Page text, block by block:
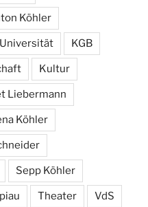
Köhler
KGB
Kultur
Liebermann
Köhler
Sepp Köhler
Theater VdS